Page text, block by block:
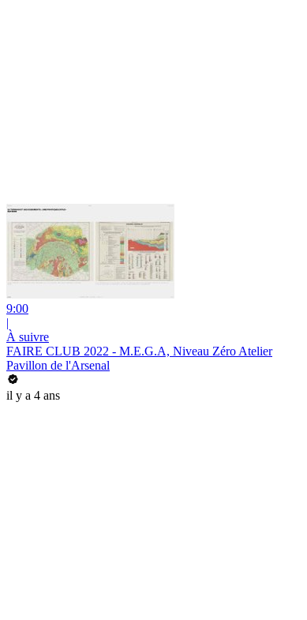
9:00
|
À suivre
FAIRE CLUB 2022 - M.E.G.A, Niveau Zéro Atelier
Pavillon de l'Arsenal
il y a 4 ans